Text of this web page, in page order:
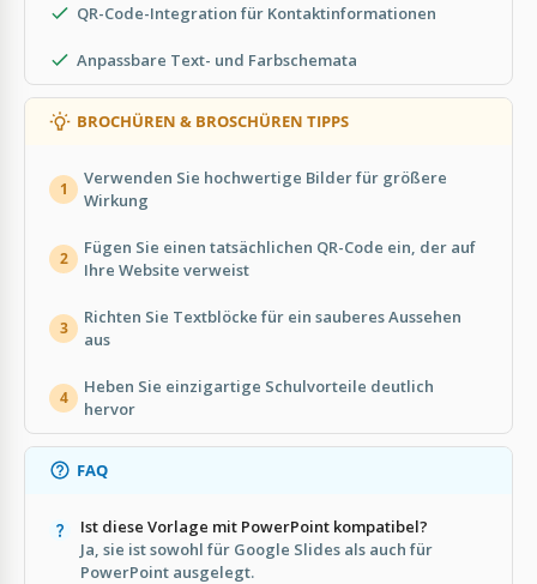
QR-Code-Integration für Kontaktinformationen
Anpassbare Text- und Farbschemata
BROCHÜREN & BROSCHÜREN TIPPS
1
Verwenden Sie hochwertige Bilder für größere
Wirkung
2
Fügen Sie einen tatsächlichen QR-Code ein, der auf
Ihre Website verweist
3
Richten Sie Textblöcke für ein sauberes Aussehen
aus
4
Heben Sie einzigartige Schulvorteile deutlich
hervor
FAQ
Ist diese Vorlage mit PowerPoint kompatibel?
Ja, sie ist sowohl für Google Slides als auch für
PowerPoint ausgelegt.